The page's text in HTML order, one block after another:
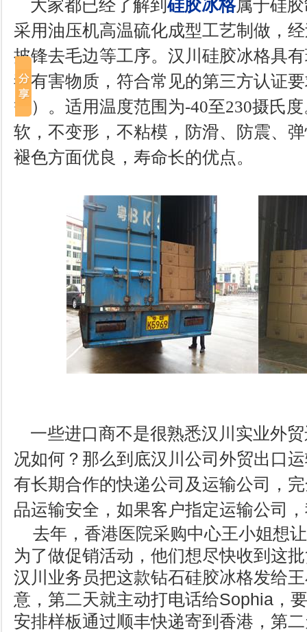
大家都已经了解到硅胶冰格属于硅
采用油压机高温硫化成型工艺制做，
披锋去毛边等工序。汉川硅胶冰格具
毒有害物质，符合常见的第三方认证
等）。适用温度范围为-40至230摄氏
软，不变形，不粘模，防滑、防震、
褪色方面优良，寿命长的优点。
一些进口商不是很熟悉汉川实业外
况如何？那么到底汉川 公司外贸出口
有长期合作的快递公司及运输公司，
品运输安全，如果客户指定运输公司
去年，香港医院采购中心王小姐想
为了做促销活动，他们想尽快收到这
汉川业务员把这款钻石硅胶冰格发给
意，第二天就主动打电话给Sophia，
安排样板通过顺丰快递寄到香港，第